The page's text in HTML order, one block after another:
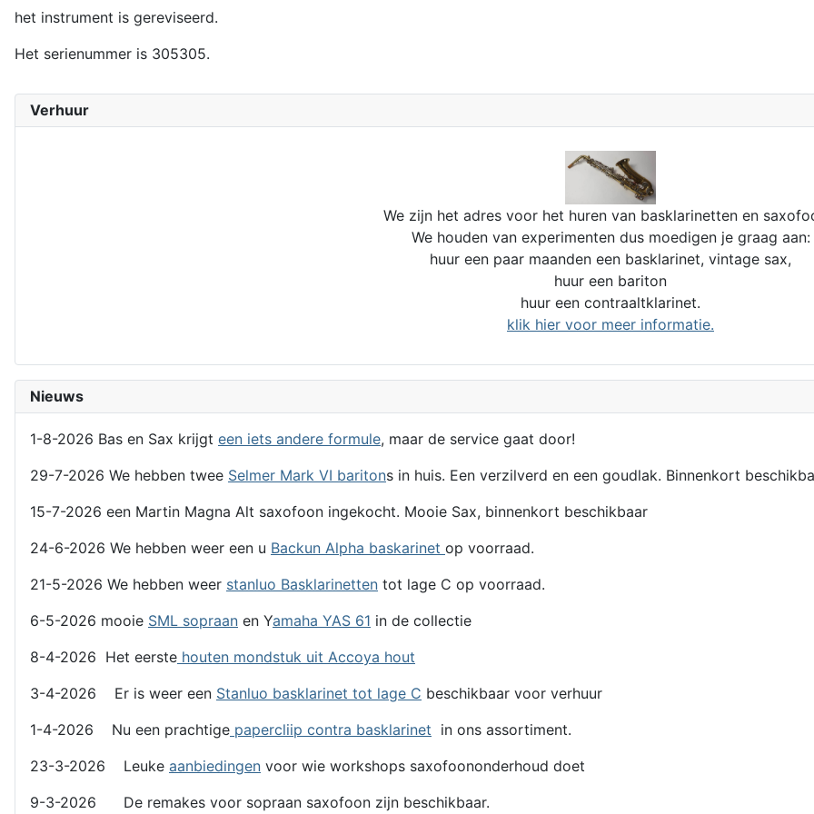
Verhuur
We zijn het adres voor het huren van basklarinetten en
We houden van experimenten dus moedigen je graag aan:
huur een paar maanden een basklarinet, vintage sax,
huur een bariton
huur een contraaltklarinet.
klik hier voor meer informatie.
Nieuws
1-8-2026 Bas en Sax krijgt een iets andere formule, maar de service gaat door!
29-7-2026 We hebben twee Selmer Mark VI baritons in huis. Een verzilverd en een goudlak. Binnenkort
15-7-2026 een Martin Magna Alt saxofoon ingekocht. Mooie Sax, binnenkort beschikbaar
24-6-2026 We hebben weer een u Backun Alpha baskarinet op voorraad.
21-5-2026 We hebben weer stanluo Basklarinetten tot lage C op voorraad.
6-5-2026 mooie SML sopraan en Yamaha YAS 61 in de collectie
8-4-2026 Het eerste houten mondstuk uit Accoya hout
3-4-2026 Er is weer een Stanluo basklarinet tot lage C beschikbaar voor verhuur
1-4-2026 Nu een prachtige papercliip contra basklarinet in ons assortiment.
23-3-2026 Leuke aanbiedingen voor wie workshops saxofoononderhoud doet
9-3-2026 De remakes voor sopraan saxofoon zijn beschikbaar.
het instrument is gereviseerd.
Het serienummer is 305305.